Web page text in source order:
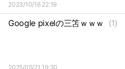
2023/10/16 22:19
Google pixelの三笘ｗｗｗ (1)
2025/05/21 19:30